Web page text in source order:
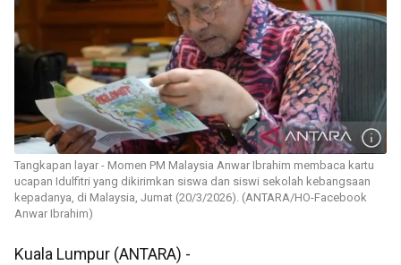
Tangkapan layar - Momen PM Malaysia Anwar Ibrahim membaca kartu
ucapan Idulfitri yang dikirimkan siswa dan siswi sekolah kebangsaan
kepadanya, di Malaysia, Jumat (20/3/2026). (ANTARA/HO-Facebook
Anwar Ibrahim)
Kuala Lumpur (ANTARA) -